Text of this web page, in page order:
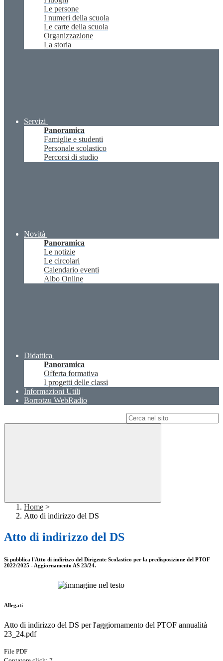
Le persone
I numeri della scuola
Le carte della scuola
Organizzazione
La storia
Servizi
Panoramica
Famiglie e studenti
Personale scolastico
Percorsi di studio
Novità
Panoramica
Le notizie
Le circolari
Calendario eventi
Albo Online
Didattica
Panoramica
Offerta formativa
I progetti delle classi
Informazioni Utili
Borrotzu WebRadio
Home >
Atto di indirizzo del DS
Atto di indirizzo del DS
Si pubblica l'Atto di indirizzo del Dirigente Scolastico per la predisposizione del PTOF
2022/2025 - Aggiornamento AS 23/24.
Allegati
Atto di indirizzo del DS per l'aggiornamento del PTOF annualità
23_24.pdf
File PDF